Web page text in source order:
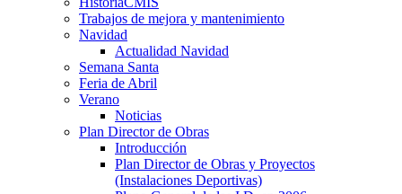
Trabajos de mejora y mantenimiento
Navidad
Actualidad Navidad
Semana Santa
Feria de Abril
Verano
Noticias
Plan Director de Obras
Introducción
Plan Director de Obras y Proyectos
(Instalaciones Deportivas)